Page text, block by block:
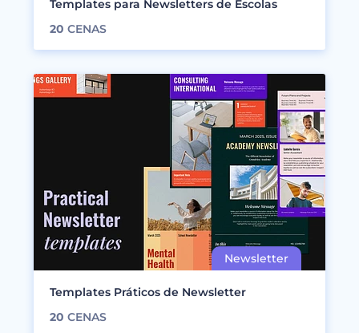
Templates para Newsletters de Escolas
20 CENAS
Templates Práticos de Newsletter
20 CENAS